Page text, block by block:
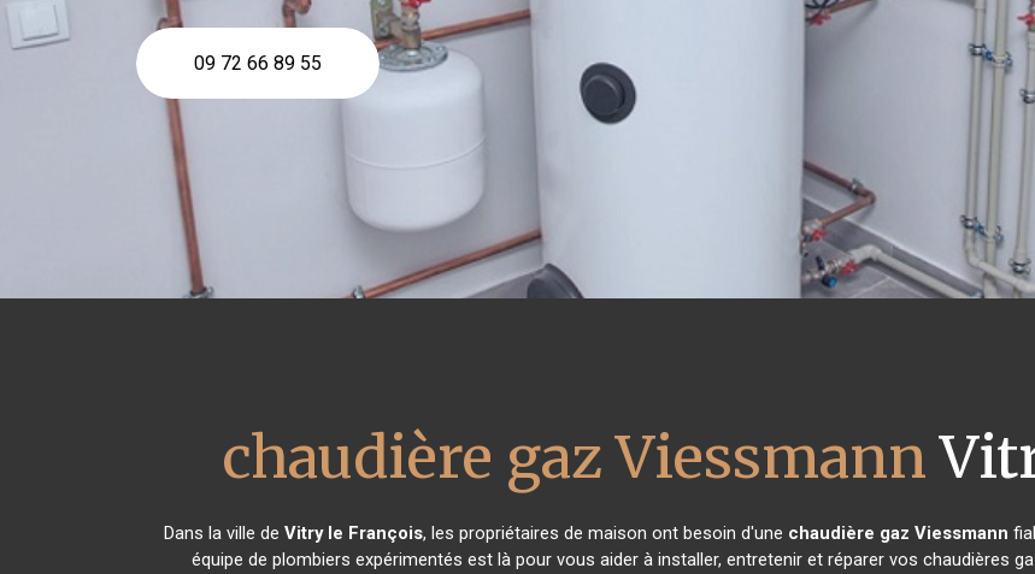
09 72 66 89 55
chaudière gaz Viessmann
Dans la ville de Vitry le François, les propriétaires de maison ont besoin d'une chaudière gaz Viessmann
équipe de plombiers expérimentés est là pour vous aider à installer, entretenir et réparer vos chaudières